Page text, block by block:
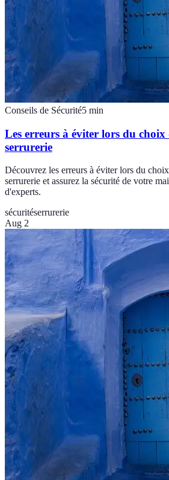
Conseils de Sécurité5 min
Les erreurs à éviter lors du
serrurerie
Découvrez les erreurs à éviter lors du
serrurerie et assurez la sécurité de votre
d'experts.
sécuritéserrurerie
Aug 2